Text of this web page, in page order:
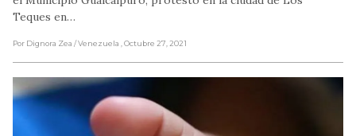
Teques en…
Por Dignora Zea / Venezuela , Octubre 27, 2021